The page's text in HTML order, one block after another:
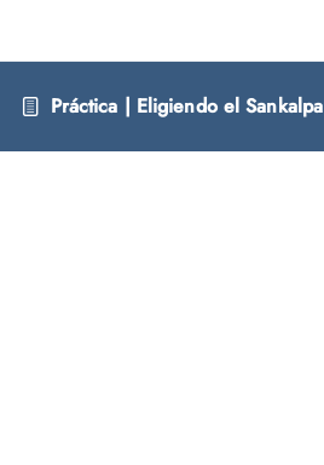
Práctica | Eligiendo el Sankalpa